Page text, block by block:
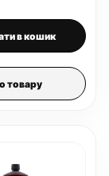
в кошик
товару